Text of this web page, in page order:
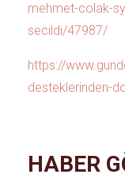
mehmet-colak-
secildi/47987/
https://
desteklerinden-
HABER